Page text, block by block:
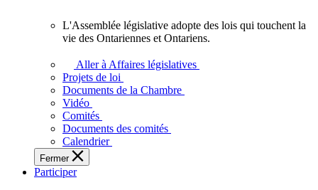
l'Ontario.
L'Assemblée
adopte
touchent
des
Ontariennes
et
L'Assemblée législative adopte des lois qui touchent la
vie des Ontariennes et Ontariens.
Aller à Affaires législatives
Projets de loi
Documents de la Chambre
Vidéo
Comités
Documents des comités
Calendrier
Fermer
Participer